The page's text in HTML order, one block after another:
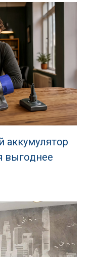
аккумулятор
выгоднее